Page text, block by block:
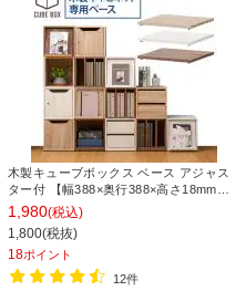
木製キューブボックス ベース アジャス
ター付 【幅388×奥行388×高さ18mm】
収納ボックス 木製ラック シェルフ【ダ
ークブラウン:販売終了】
1,980(税込)
1,800(税抜)
18ポイント
12件